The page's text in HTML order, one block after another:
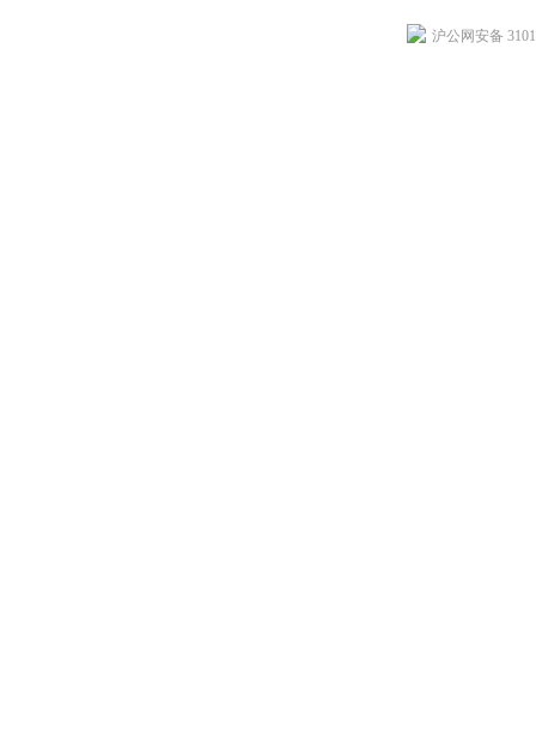
沪公网安备